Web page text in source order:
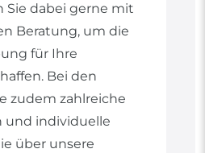
dabei gerne mit
Beratung, um die
für Ihre
Bei den
zudem zahlreiche
und individuelle
über unsere